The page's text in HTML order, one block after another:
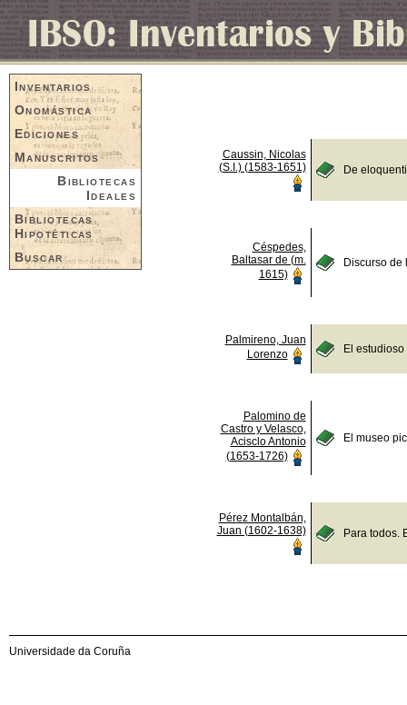
Inventarios
Onomástica
Ediciones
Manuscritos
Bibliotecas
Ideales
Bibliotecas
Hipotéticas
Buscar
Caussin, Nicolas
(S.I.) (1583-1651)
De
Céspedes,
Baltasar de (m.
1615)
Discurso de
Palmireno, Juan
Lorenzo
El
Palomino de
Castro y Velasco,
Acisclo Antonio
(1653-1726)
El museo
Pérez Montalbán,
Juan (1602-1638)
Para todos.
Universidade da Coruña